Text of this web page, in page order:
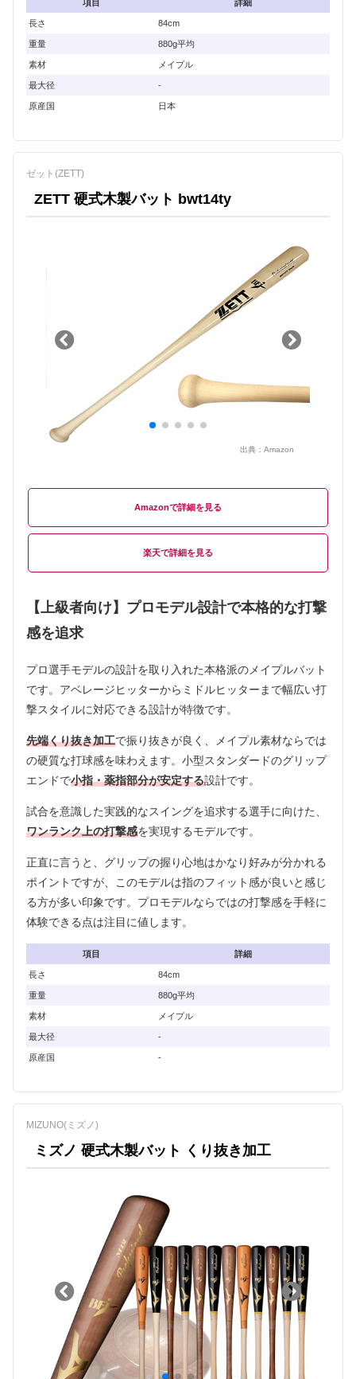
項目 詳細
長さ 84cm
重量 880g平均
素材 メイプル
最大径 -
原産国 日本
ゼット(ZETT)
ZETT 硬式木製バット bwt14ty
出典： Amazon
Amazon
楽天
【上級者向け】プロモデル設計で本格的な打撃
感を追求
プロ選手モデルの設計を取り入れた本格派のメイプルバット
です。アベレージヒッターからミドルヒッターまで幅広い打
撃スタイルに対応できる設計が特徴です。
先端くり抜き加工で振り抜きが良く、メイプル素材ならでは
の硬質な打球感を味わえます。小型スタンダードのグリップ
エンドで小指・薬指部分が安定する設計です。
試合を意識した実践的なスイングを追求する選手に向けた、
ワンランク上の打撃感を実現するモデルです。
正直に言うと、グリップの握り心地はかなり好みが分かれる
ポイントですが、このモデルは指のフィット感が良いと感じ
る方が多い印象です。プロモデルならではの打撃感を手軽に
体験できる点は注目に値します。
項目 詳細
長さ 84cm
重量 880g平均
素材 メイプル
最大径 -
原産国 -
MIZUNO(ミズノ)
ミズノ 硬式木製バット くり抜き加工